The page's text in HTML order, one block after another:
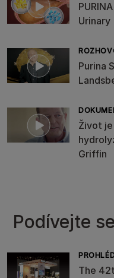
Urinary
Purina
Život
Griffin
Podívejte
The